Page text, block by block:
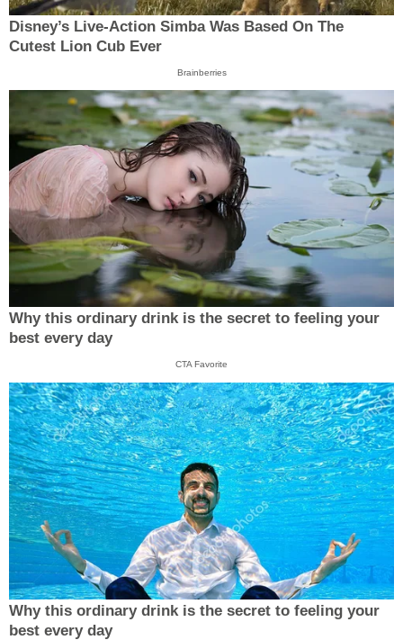
Disney’s Live-Action Simba Was Based On The
Cutest Lion Cub Ever
Brainberries
Why this ordinary drink is the secret to feeling your
best every day
CTA Favorite
Why this ordinary drink is the secret to feeling your
best every day